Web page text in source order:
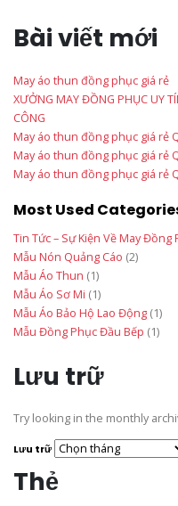
Bài viết mới
May áo thun đồng phục giá rẻ
XƯỞNG MAY ĐỒNG PHỤC UY
CÔNG
May áo thun đồng phục giá rẻ
May áo thun đồng phục giá rẻ
May áo thun đồng phục giá rẻ
Most Used
Tin Tức – Sự Kiện Về May Đồng
Mẫu Nón Quảng Cáo (2)
Mẫu Áo Thun (1)
Mẫu Áo Sơ Mi (1)
Mẫu Áo Bảo Hộ Lao Động (1)
Mẫu Đồng Phục Đầu Bếp (1)
Lưu trữ
Try looking in the monthly
Lưu trữ
Thẻ